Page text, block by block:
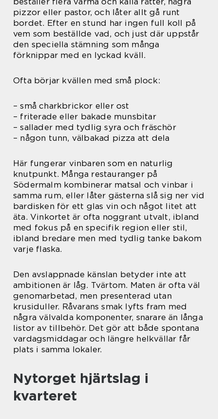
pizzor eller pastor, och låter allt gå runt
bordet. Efter en stund har ingen full koll på
vem som beställde vad, och just där uppstår
den speciella stämning som många
förknippar med en lyckad kväll.
Ofta börjar kvällen med små plock:
– små charkbrickor eller ost
– friterade eller bakade munsbitar
– sallader med tydlig syra och fräschör
– någon tunn, välbakad pizza att dela
Här fungerar vinbaren som en naturlig
knutpunkt. Många restauranger på
Södermalm kombinerar matsal och vinbar i
samma rum, eller låter gästerna slå sig ner vid
bardisken för ett glas vin och något litet att
äta. Vinkortet är ofta noggrant utvalt, ibland
med fokus på en specifik region eller stil,
ibland bredare men med tydlig tanke bakom
varje flaska.
Den avslappnade känslan betyder inte att
ambitionen är låg. Tvärtom. Maten är ofta väl
genomarbetad, men presenterad utan
krusiduller. Råvarans smak lyfts fram med
några välvalda komponenter, snarare än långa
listor av tillbehör. Det gör att både spontana
vardagsmiddagar och längre helkvällar får
plats i samma lokaler.
Nytorget hjärtslag i
kvarteret